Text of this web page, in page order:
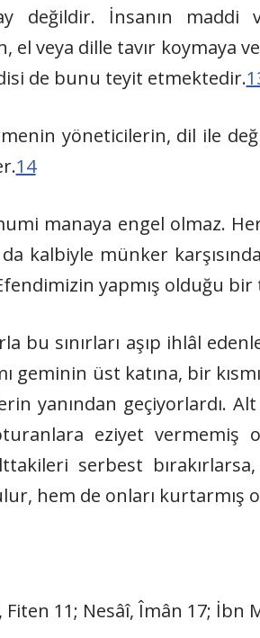
değildir. İnsanın maddi
veya dille tavır koymaya
de bunu teyit etmektedir.
yöneticilerin, dil ile
14
manaya engel olmaz.
kalbiyle münker
yapmış olduğu
bu sınırları aşıp ihlâl
üst katına, bir
yanından geçiyorlardı.
eziyet vermemiş
serbest
hem de onları kurtarmış
11; Nesâî, Îmân 17; İbn